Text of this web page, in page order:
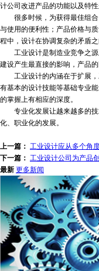
计公司改进产品的功能以及特性
很多时候，为获得最佳组合
与使用的便利性；产品价格与
程中，设计在协调复杂的矛盾之
工业设计是制造业竞争之源
建设产生最直接的影响，产品
工业设计的内涵在于扩展，
有基本的设计技能等基础专业
的掌握上有相应的深度。
专业化发展让越来越多的技
化、职业化的发展。
上一篇： 工业设计应从多个角
下一篇： 工业设计公司为产品
最新更多新闻